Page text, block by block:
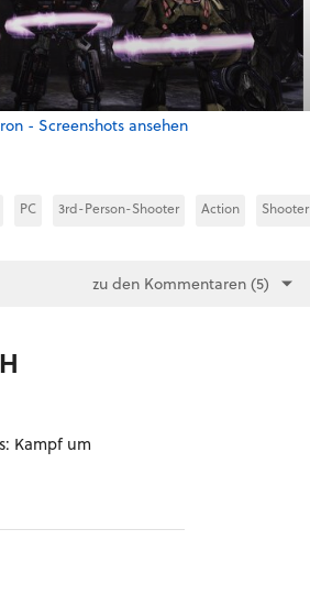
- Screenshots ansehen
PC 3rd-Person-Shooter Action Shooter
zu den Kommentaren (5)
Kampf um